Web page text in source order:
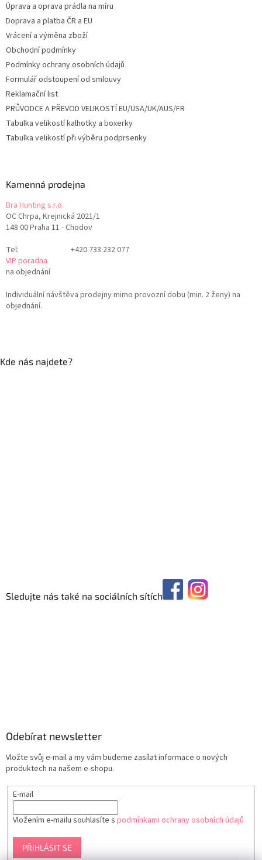
Úprava a oprava prádla na míru
Doprava a platba ČR a EU
Vrácení a výměna zboží
Obchodní podmínky
Podmínky ochrany osobních údajů
Formulář odstoupení od smlouvy
Reklamační list
PRŮVODCE A PŘEVOD VELIKOSTÍ EU/USA/UK/AUS/FR
Tabulka velikostí kalhotky a boxerky
Tabulka velikostí při výběru podprsenky
Kamenná prodejna
Bra Hunting s.r.o.
OC Chrpa, Krejnická 2021/1
148 00 Praha 11 - Chodov
Tel:
+420 733 232 077
VIP poradna
na objednání
Individuální návštěva prodejny mimo provozní dobu (min. 2 ženy) na
objednání.
Kde nás najdete?
Sledujte nás také na sociálních sítích
Odebírat newsletter
Vložte svůj e-mail a my vám budeme zasílat informace o nových
produktech na našem e-shopu.
E-mail
Vložením e-mailu souhlasíte s podmínkami ochrany osobních údajů
PŘIHLÁSIT SE